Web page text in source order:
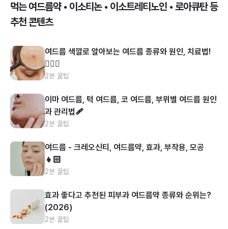
먹는 여드름약 • 이소티논 • 이소트레티노인 • 로아큐탄 등
추천 콘텐츠
여드름 색깔로 알아보는 여드름 종류와 원인, 치료법!
👩🏻‍⚕️
2분 꿀팁
이마 여드름, 턱 여드름, 코 여드름, 부위별 여드름 원인
과 관리법🩹
2분 꿀팁
여드름 - 크레오신티, 여드름약, 효과, 부작용, 모공
👧🏻
2분 꿀팁
효과 좋다고 추천된 피부과 여드름약 종류와 순위는?
(2026)
2분 꿀팁